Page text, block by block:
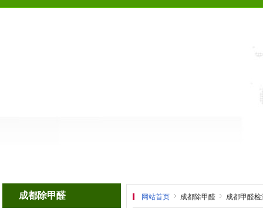
成都除甲醛 网站首页 成都除甲醛 成都甲醛检